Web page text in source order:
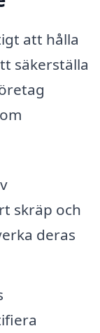
att hålla
säkerställa
skräp och
deras